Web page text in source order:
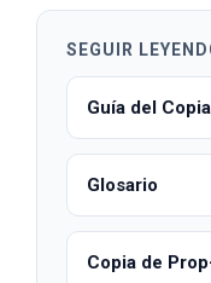
SEGUIR
Guía del
Glosario
Copia de